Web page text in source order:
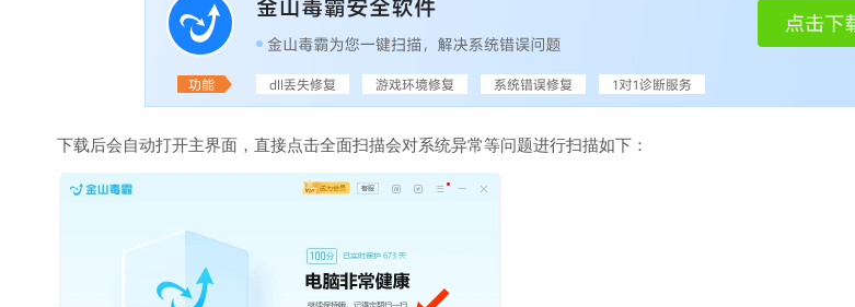
下载后会自动打开主界面，直接点击全面扫描会对系统异常等问题进行扫描如下：